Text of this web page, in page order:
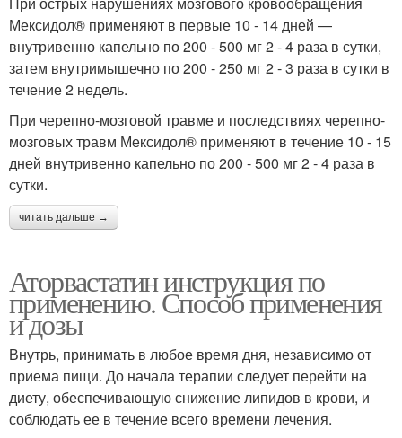
Мексидол® применяют в первые 10 - 14 дней —
внутривенно капельно по 200 - 500 мг 2 - 4 раза в сутки,
затем внутримышечно по 200 - 250 мг 2 - 3 раза в сутки в
течение 2 недель.
При черепно-мозговой травме и последствиях черепно-
мозговых травм Мексидол® применяют в течение 10 - 15
дней внутривенно капельно по 200 - 500 мг 2 - 4 раза в
сутки.
читать дальше →
Аторвастатин инструкция по
применению. Способ применения
и дозы
Внутрь, принимать в любое время дня, независимо от
приема пищи. До начала терапии следует перейти на
диету, обеспечивающую снижение липидов в крови, и
соблюдать ее в течение всего времени лечения.